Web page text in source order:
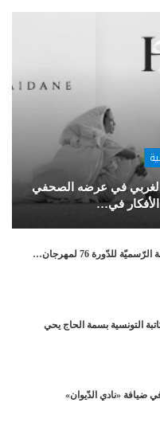
الغربي في عرضه الصحفي
في…
للدّورة 76 لمهرجان…
التونسية بسمة الحاج يحي
ضيافة «نادي الدّيوان»